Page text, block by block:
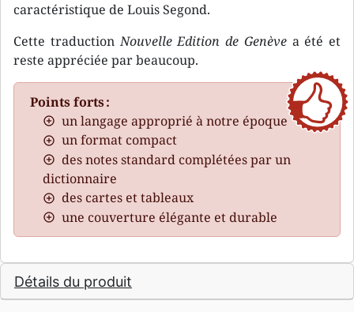
caractéristique de Louis Segond.
Cette traductionNouvelle Edition de Genèvea été et
reste appréciée par beaucoup.
Points forts :
un langage approprié à notre époque
un format compact
des notes standard complétées par un
dictionnaire
des cartes et tableaux
une couverture élégante et durable
Détails du produit